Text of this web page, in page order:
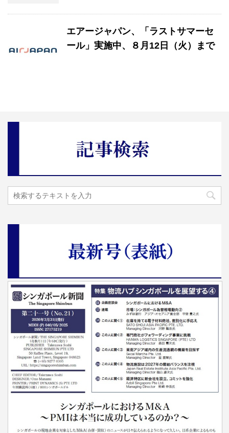
エアージャパン、「ラストサマーセ
ール」実施中、８月12日（火）まで